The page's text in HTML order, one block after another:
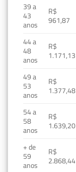
39 a
43
anos
R$
961,87
44 a
48
anos
R$
1.171,13
49 a
53
anos
R$
1.377,48
54 a
58
anos
R$
1.639,20
+ de
59
anos
R$
2.868,44